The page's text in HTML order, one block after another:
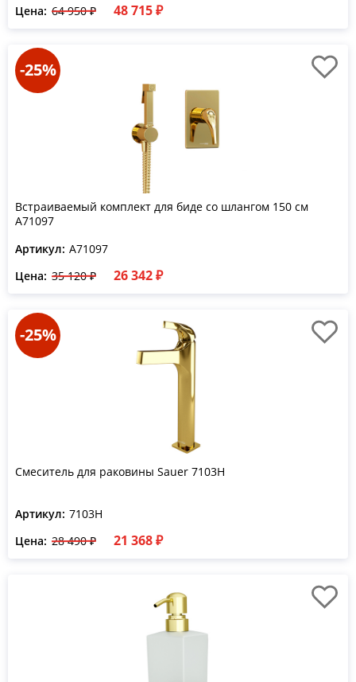
Цена: 64 950 ₽ 48 715 ₽
-25%
Встраиваемый комплект для биде со шлангом 150 см
A71097
Артикул: А71097
Цена: 35 120 ₽ 26 342 ₽
-25%
Смеситель для раковины Sauer 7103H
Артикул: 7103H
Цена: 28 490 ₽ 21 368 ₽